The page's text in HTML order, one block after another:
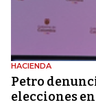
HACIENDA
Petro
elecciones